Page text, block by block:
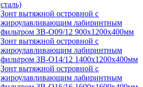
сталь)
Зонт вытяжной островной с
жироулавливающим лабиринтным
фильтром ЗВ-О09/12 900х1200х400мм
Зонт вытяжной островной с
жироулавливающим лабиринтным
фильтром ЗВ-О14/12 1400х1200х400мм
Зонт вытяжной островной с
жироулавливающим лабиринтным